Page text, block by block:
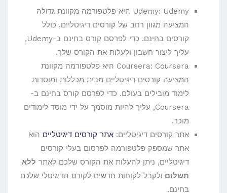
Udemy: Udemy היא פלטפורמה מקוונת גדולה
המציעה מגוון רחב של קורסים דיגיטליים, כולל
קורסים בחינם. כדי לפרסם קורס בחינם ב-Udemy,
עליך ליצור חשבון ולעלות את הקורס שלך.
Coursera: Coursera היא פלטפורמה מקוונת
המציעה קורסים דיגיטליים מבית מכללות ומוסדות
לימוד מובילים בעולם. כדי לפרסם קורס בחינם ב-
Coursera, עליך להיות מוסמך על ידי מוסד לימודים
מוכר.
אתר קורסים דיגיטליים: אתר קורסים דיגיטליים הוא
אתר שמספק פלטפורמה לפרסום בעלי קורסים
דיגיטליים, ניתן להעלות את הקורס שלכם לאתר ללא
תשלום ולקבל לקוחות חדשים לקורס הדיגיטלי שלכם
בחינם.